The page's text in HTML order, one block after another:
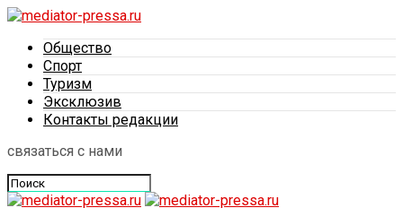
Общество
Спорт
Туризм
Эксклюзив
Контакты редакции
связаться с нами